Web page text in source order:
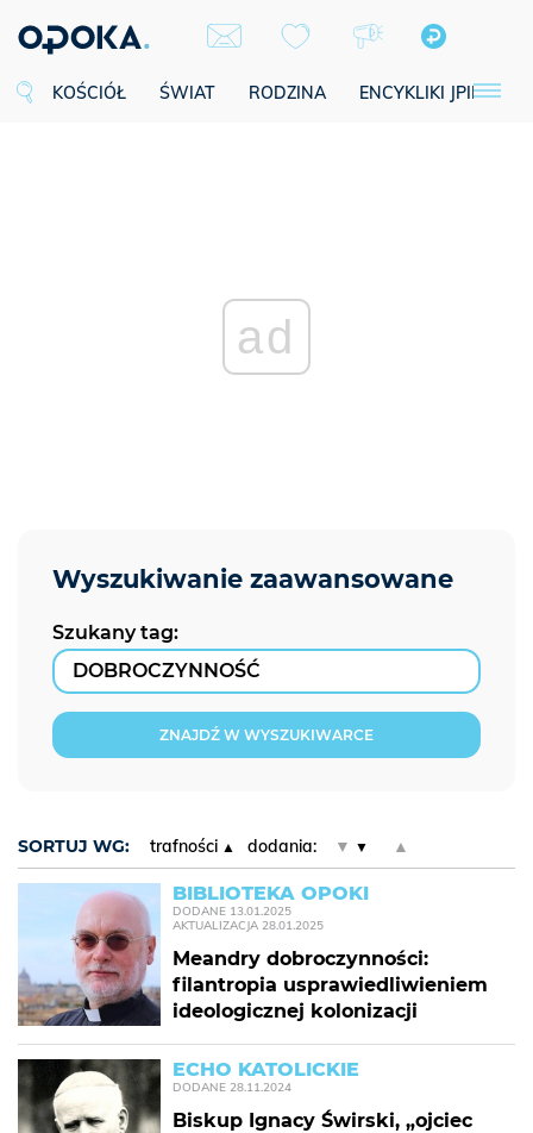
KOŚCIÓŁ ŚWIAT RODZINA ENCYKLIKI JPII
ad
Szukany tag:
ZNAJDŹ W WYSZUKIWARCE
SORTUJ WG: trafności dodania: ▼ ▲
BIBLIOTEKA OPOKI
DODANE 13.01.2025
AKTUALIZACJA 28.01.2025
Meandry dobroczynności:
filantropia usprawiedliwieniem
ideologicznej kolonizacji
ECHO KATOLICKIE
DODANE 28.11.2024
Biskup Ignacy Świrski, „ojciec